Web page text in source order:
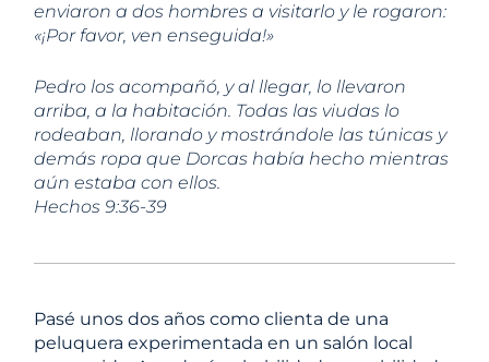
enviaron a dos hombres a visitarlo y le rogaron:
«¡Por favor, ven enseguida!»
Pedro los acompañó, y al llegar, lo llevaron
arriba, a la habitación. Todas las viudas lo
rodeaban, llorando y mostrándole las túnicas y
demás ropa que Dorcas había hecho mientras
aún estaba con ellos.
Hechos 9:36-39
Pasé unos dos años como clienta de una
peluquera experimentada en un salón local